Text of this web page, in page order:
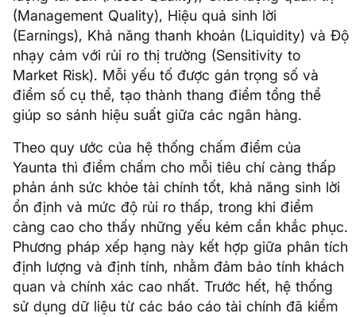
(Management Quality), Hiệu quả sinh lời
(Earnings), Khả năng thanh khoản (Liquidity) và Độ
nhạy cảm với rủi ro thị trường (Sensitivity to
Market Risk). Mỗi yếu tố được gán trọng số và
điểm số cụ thể, tạo thành thang điểm tổng thể
giúp so sánh hiệu suất giữa các ngân hàng.
Theo quy ước của hệ thống chấm điểm của
Yaunta thì điểm chấm cho mỗi tiêu chí càng thấp
phản ánh sức khỏe tài chính tốt, khả năng sinh lời
ổn định và mức độ rủi ro thấp, trong khi điểm
càng cao cho thấy những yếu kém cần khắc phục.
Phương pháp xếp hạng này kết hợp giữa phân tích
định lượng và định tính, nhằm đảm bảo tính khách
quan và chính xác cao nhất. Trước hết, hệ thống
sử dụng dữ liệu từ các báo cáo tài chính đã kiểm